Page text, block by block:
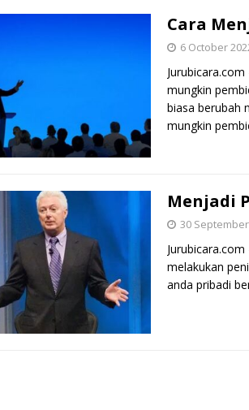
Cara
6 October
mungkin
biasa berubah
mungkin
Menjadi
30
melakukan
anda pribadi